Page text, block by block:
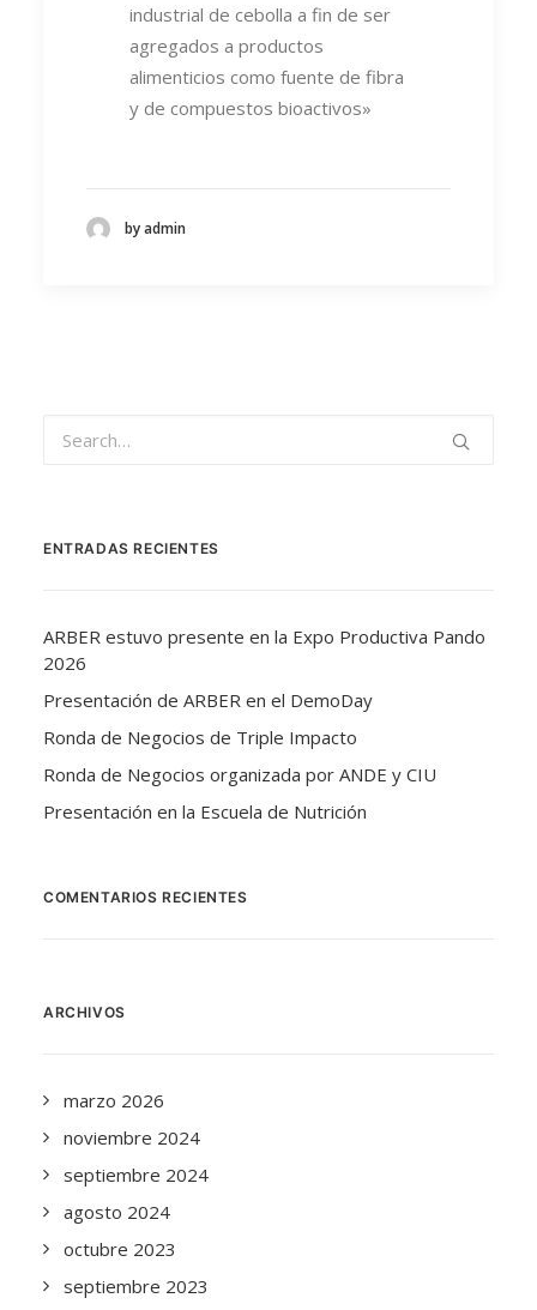
industrial de cebolla a fin de ser
agregados a productos
alimenticios como fuente de fibra
y de compuestos bioactivos»
by admin
ENTRADAS RECIENTES
ARBER estuvo presente en la Expo Productiva Pando
2026
Presentación de ARBER en el DemoDay
Ronda de Negocios de Triple Impacto
Ronda de Negocios organizada por ANDE y CIU
Presentación en la Escuela de Nutrición
COMENTARIOS RECIENTES
ARCHIVOS
marzo 2026
noviembre 2024
septiembre 2024
agosto 2024
octubre 2023
septiembre 2023